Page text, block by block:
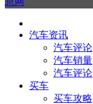
汽车资讯
汽车评论
汽车销量
汽车评论
买车
买车攻略